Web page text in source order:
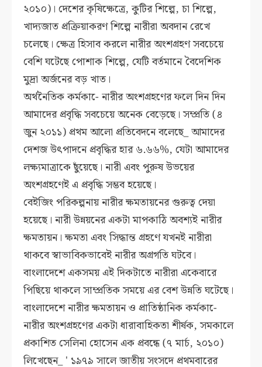
২০১০)। দেশের কৃষিক্ষেত্রে, কুটির শিল্পে, চা শিল্পে,
খাদ্যজাত প্রক্রিয়াকরণ শিল্পে নারীরা অবদান রেখে
চলেছে। ক্ষেত্র হিসাব করলে নারীর অংশগ্রহণ সবচেয়ে
বেশি ঘটেছে পোশাক শিল্পে, যেটি বর্তমানে বৈদেশিক
মুদ্রা অর্জনের বড় খাত।
অর্থনৈতিক কর্মকা-ে নারীর অংশগ্রহণের ফলে দিন দিন
আমাদের প্রবৃদ্ধি সবচেয়ে অনেক বেড়েছে। সম্প্রতি (৪
জুন ২০১১) প্রথম আলো প্রতিবেদনে বলেছে_ আমাদের
দেশজ উৎপাদনে প্রবৃদ্ধির হার ৬.৬৬%, যেটা আমাদের
লক্ষ্যমাত্রাকে ছুঁয়েছে। নারী এবং পুরুষ উভয়ের
অংশগ্রহণেই এ প্রবৃদ্ধি সম্ভব হয়েছে।
বেইজিং পরিকল্পনায় নারীর ক্ষমতায়নের গুরুত্ব দেয়া
হয়েছে। নারী উন্নয়নের একটা মাপকাঠি অবশ্যই নারীর
ক্ষমতায়ন। ক্ষমতা এবং সিদ্ধান্ত গ্রহণে যখনই নারীরা
থাকবে স্বাভাবিকভাবেই নারীর অগ্রগতি ঘটবে।
বাংলাদেশে একসময় এই দিকটাতে নারীরা একেবারে
পিছিয়ে থাকলে সাম্প্রতিক সময়ে এর বেশ উন্নতি ঘটেছে।
বাংলাদেশে নারীর ক্ষমতায়ন ও প্রাতিষ্ঠানিক কর্মকা-ে
নারীর অংশগ্রহণের একটা ধারাবাহিকতা শীর্ষক, সমকালে
প্রকাশিত সেলিনা হোসেন এক প্রবন্ধে (৭ মার্চ, ২০১০)
লিখেছেন_ ' ১৯৭৯ সালে জাতীয় সংসদে প্রথমবারের